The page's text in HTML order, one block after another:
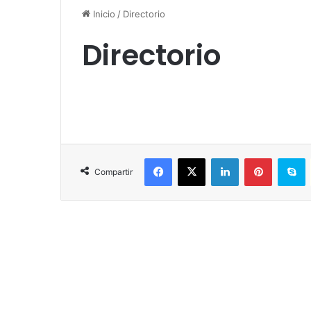
Inicio / Directorio
Directorio
Compartir